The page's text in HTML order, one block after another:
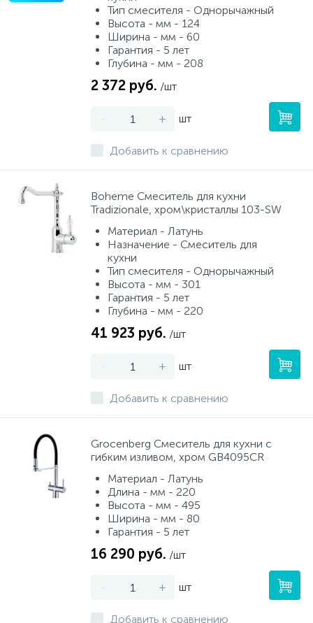
Тип смесителя - Однорычажный
Высота - мм - 124
Ширина - мм - 60
Гарантия - 5 лет
Глубина - мм - 208
2 372 руб. /шт
- + шт
Добавить к сравнению
Boheme Смеситель для кухни
Tradizionale, хром\кристаллы 103-SW
Материал - Латунь
Назначение - Смеситель для
кухни
Тип смесителя - Однорычажный
Высота - мм - 301
Гарантия - 5 лет
Глубина - мм - 220
41 923 руб. /шт
- + шт
Добавить к сравнению
Grocenberg Смеситель для кухни с
гибким изливом, хром GB4095CR
Материал - Латунь
Длина - мм - 220
Высота - мм - 495
Ширина - мм - 80
Гарантия - 5 лет
16 290 руб. /шт
- + шт
Добавить к сравнению